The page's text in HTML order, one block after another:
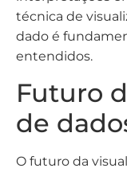
técnica de
dado é
entendidos.
Futuro
de
O futuro da